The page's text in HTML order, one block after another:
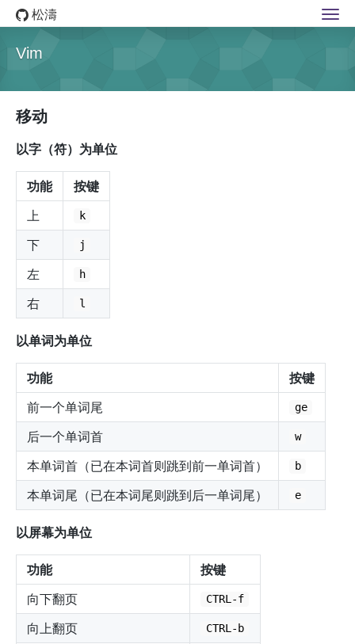
松濤
Vim
移动
以字（符）为单位
功能
按键
上
k
下 j
左 h
右 l
以单词为单位
功能
按键
前一个单词尾
ge
后一个单词首 w
本单词首（已在本词首则跳到前一单词首） b
本单词尾（已在本词尾则跳到后一单词尾） e
以屏幕为单位
功能
按键
向下翻页
CTRL-f
向上翻页 CTRL-b